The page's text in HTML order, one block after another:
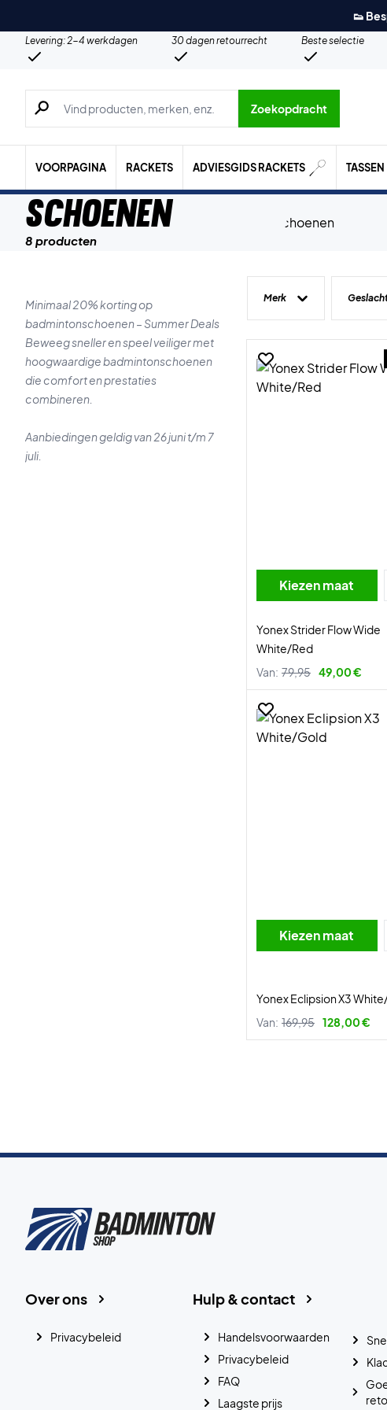
👟
Levering: 2-4 werkdagen 30 dagen retourrecht
Beste selectie
Zoeken naar producten, merken etc.
Zoekopdracht
VOORPAGINA RACKETS ADVIESGIDS RACKETS TASSEN
Schoenen
8 producten
Minimaal 20% korting op
badmintonschoenen – Summer Deals
Beweeg sneller en speel veiliger met
hoogwaardige badmintonschoenen
die comfort en prestaties
combineren.
Aanbiedingen geldig van 26 juni t/m 7
juli.
Merk
Kiezen maat
Yonex Strider Flow Wide
White/Red
Van: 79,95 49,00 €
Kiezen maat
Yonex Eclipsion X3
Van: 169,95 128,00 €
Hulp & contact
Handelsvoorwaarden
Privacybeleid
FAQ
Laagste prijs
Over ons
Privacybeleid